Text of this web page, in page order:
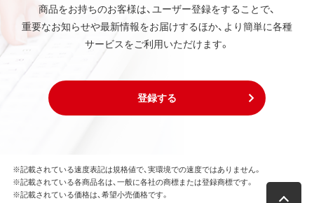
商品をお持ちのお客様は、ユーザー登録をすることで、
重要なお知らせや最新情報をお届けするほか、より簡単に各種
サービスをご利用いただけます。
登録する
※記載されている速度表記は規格値で、実環境での速度ではありません。
※記載されている各商品名は、一般に各社の商標または登録商標です。
※記載されている価格は、希望小売価格です。